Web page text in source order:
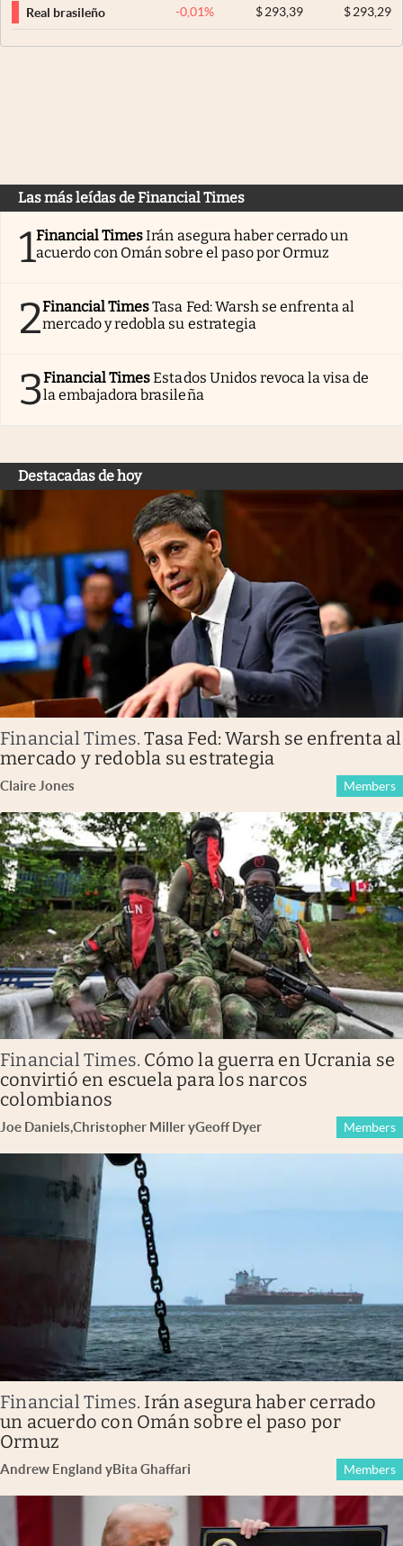
Real brasileño -0,01% $293,39 $293,29
Las más leídas de Financial Times
1Financial TimesIrán asegura haber cerrado un
acuerdo con Omán sobre el paso por Ormuz
2Financial TimesTasa Fed: Warsh se enfrenta al
mercado y redobla su estrategia
3Financial TimesEstados Unidos revoca la visa de
la embajadora brasileña
Destacadas de hoy
Financial Times.Tasa Fed: Warsh se enfrenta al
mercado y redobla su estrategia
Claire Jones Members
Financial Times. Cómo la guerra en Ucrania se
convirtió en escuela para los narcos
colombianos
Joe Daniels,Christopher MilleryGeoff Dyer Members
Financial Times. Irán asegura haber cerrado
un acuerdo con Omán sobre el paso por
Ormuz
Andrew England yBita Ghaffari Members